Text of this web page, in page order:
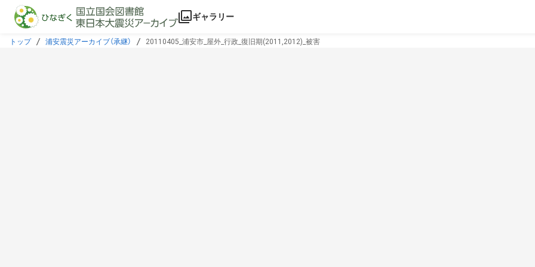
本文に飛ぶ
ギャラリー
トップ 浦安震災アーカイブ（承継） 20110405_浦安市_屋外_行政_復旧期(2011,2012)_被害